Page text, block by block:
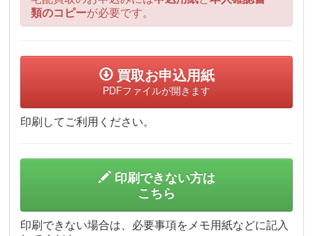
類のコピーが必要です。
買取お申込用紙
PDFファイルが開きます
印刷してご利用ください。
印刷できない方は
こちら
印刷できない場合は、必要事項をメモ用紙などに記入